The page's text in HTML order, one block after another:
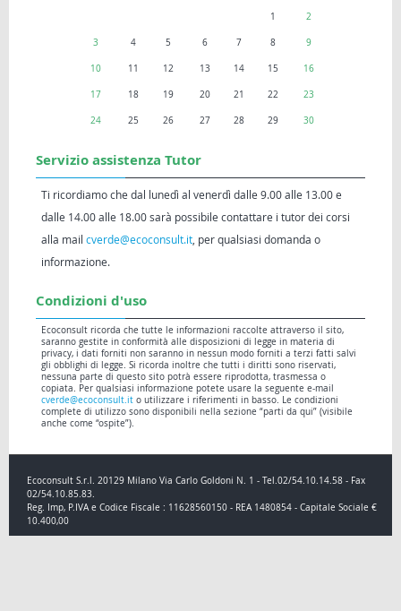
1 2
3 4 5 6 7 8 9
10 11 12 13 14 15 16
17 18 19 20 21 22 23
24 25 26 27 28 29 30
Servizio assistenza Tutor
Ti ricordiamo che dal lunedì al venerdì dalle 9.00 alle 13.00 e
dalle 14.00 alle 18.00 sarà possibile contattare i tutor dei corsi
alla mail cverde@ecoconsult.it, per qualsiasi domanda o
informazione.
Condizioni d'uso
Ecoconsult ricorda che tutte le informazioni raccolte attraverso il sito,
saranno gestite in conformità alle disposizioni di legge in materia di
privacy, i dati forniti non saranno in nessun modo forniti a terzi fatti salvi
gli obblighi di legge. Si ricorda inoltre che tutti i diritti sono riservati,
nessuna parte di questo sito potrà essere riprodotta, trasmessa o
copiata. Per qualsiasi informazione potete usare la seguente e-mail
cverde@ecoconsult.it o utilizzare i riferimenti in basso. Le condizioni
complete di utilizzo sono disponibili nella sezione “parti da qui” (visibile
anche come “ospite”).
Ecoconsult S.r.l. 20129 Milano Via Carlo Goldoni N. 1 - Tel.02/54.10.14.58 - Fax
02/54.10.85.83.
Reg. Imp, P.IVA e Codice Fiscale : 11628560150 - REA 1480854 - Capitale Sociale €
10.400,00